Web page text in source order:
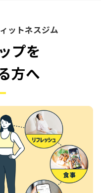
ットネスジム
プを
方へ